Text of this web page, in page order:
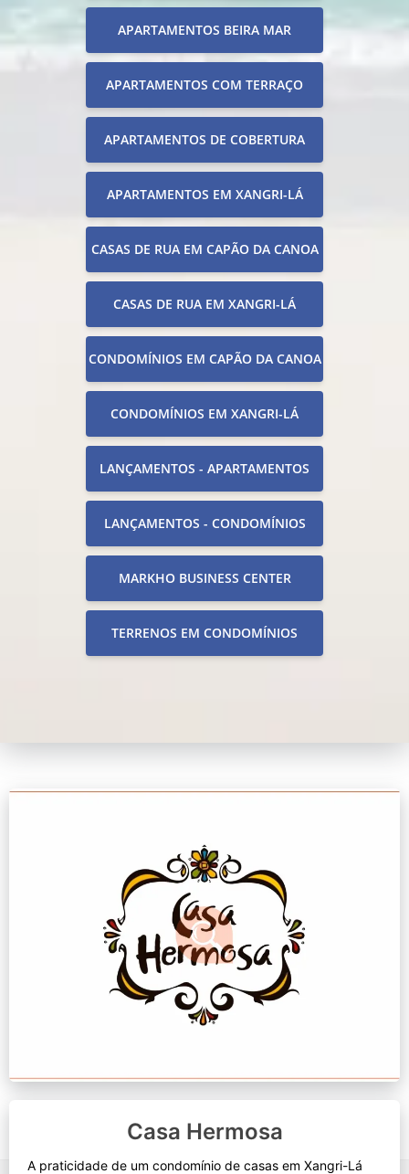
APARTAMENTOS BEIRA MAR
APARTAMENTOS COM TERRAÇO
APARTAMENTOS DE COBERTURA
APARTAMENTOS EM XANGRI-LÁ
CASAS DE RUA EM CAPÃO DA CANOA
CASAS DE RUA EM XANGRI-LÁ
CONDOMÍNIOS EM CAPÃO DA CANOA
CONDOMÍNIOS EM XANGRI-LÁ
LANÇAMENTOS - APARTAMENTOS
LANÇAMENTOS - CONDOMÍNIOS
MARKHO BUSINESS CENTER
TERRENOS EM CONDOMÍNIOS
Casa Hermosa
A praticidade de um condomínio de casas em Xangri-Lá